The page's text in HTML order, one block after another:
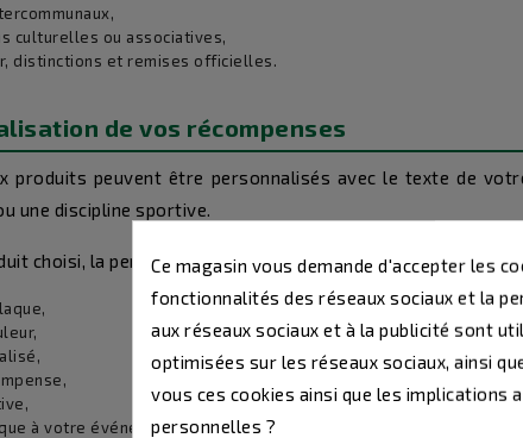
culturelles ou associatives,
distinctions et remises officielles.
de vos récompenses
produits peuvent être personnalisés avec le texte de
une discipline sportive.
choisi, la personnalisation peut inclure :
à votre événement.
Ce magasin vous demande d'accepter les
fonctionnalités des réseaux sociaux et la
aux réseaux sociaux et à la publicité sont
optimisées sur les réseaux sociaux, ainsi
vous ces cookies ainsi que les implications
personnelles ?